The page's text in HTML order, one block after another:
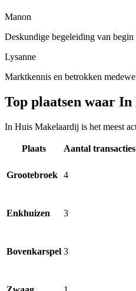
Manon
Deskundige begeleiding van
Lysanne
Marktkennis en betrokken
Top plaatsen waar
In Huis Makelaardij is het meest
Plaats Aantal transacties
Grootebroek 4
Enkhuizen 3
Bovenkarspel 3